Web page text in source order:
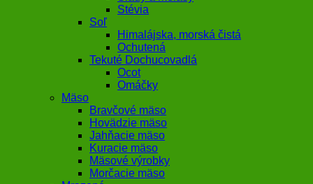
Stévia
Soľ
Himalájska, morská čistá
Ochutená
Tekuté Dochucovadlá
Ocot
Omáčky
Mäso
Bravčové mäso
Hovädzie mäso
Jahňacie mäso
Kuracie mäso
Mäsové výrobky
Morčacie mäso